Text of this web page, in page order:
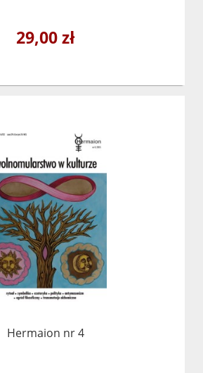
29,00 zł
Hermaion nr 4